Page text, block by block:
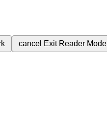
cancel Exit Reader Mode